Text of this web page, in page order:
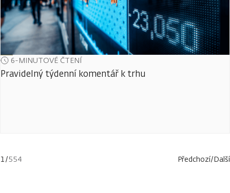
6-MINUTOVÉ ČTENÍ
Pravidelný týdenní komentář k trhu
1/554 Předchozí/Další